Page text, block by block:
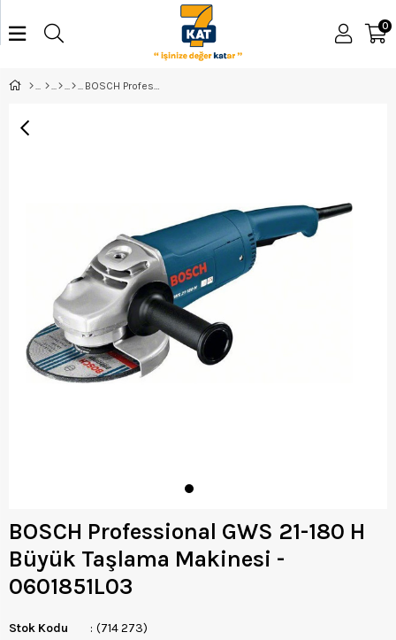
0
BOSCH Professional GWS 21-180 H
Büyük Taşlama Makinesi -
0601851L03
Stok Kodu
(714 273)